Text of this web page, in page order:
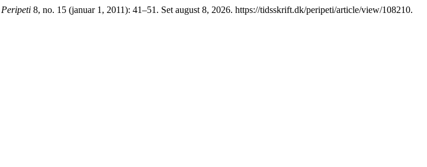
Peripeti 8, no. 15 (januar 1, 2011): 41–51. Set august 8, 2026. https://tidsskrift.dk/peripeti/article/view/108210.